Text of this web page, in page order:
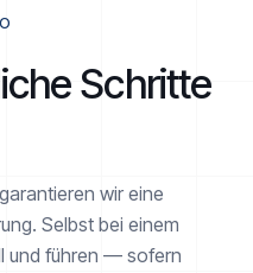
Schritte
wir eine
Selbst bei einem
und führen — sofern